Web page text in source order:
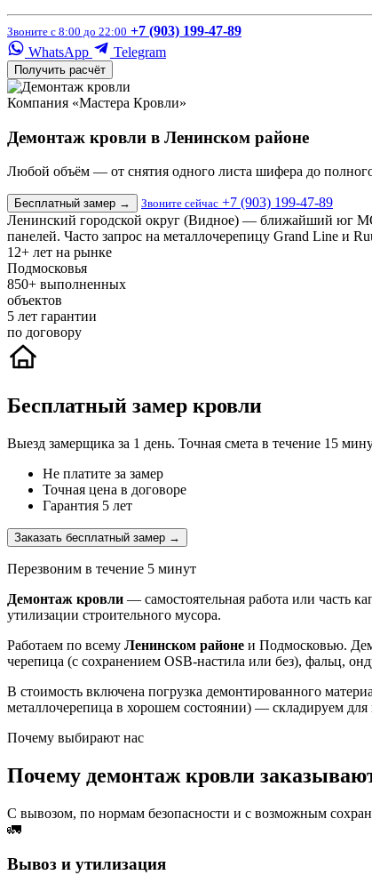
Звоните с 8:00 до 22:00 +7 (903) 199-47-89
WhatsApp
Telegram
Получить расчёт
Компания «Мастера Кровли»
Демонтаж кровли в Ленинском районе
Любой объём — от снятия одного листа шифера до
Бесплатный замер → Звоните сейчас +7 (903) 199-47-89
Ленинский городской округ (Видное) — ближайший юг
панелей. Часто запрос на металлочерепицу Grand Line и
12+ лет на рынке
Подмосковья
850+ выполненных
объектов
5 лет гарантии
по договору
Бесплатный замер кровли
Выезд замерщика за 1 день. Точная смета в течение 15
Не платите за замер
Точная цена в договоре
Гарантия 5 лет
Заказать бесплатный замер →
Перезвоним в течение 5 минут
Демонтаж кровли — самостоятельная работа или часть
утилизации строительного мусора.
Работаем по всему Ленинском районе и Подмосковью.
черепица (с сохранением OSB-настила или без), фальц,
В стоимость включена погрузка демонтированного
металлочерепица в хорошем состоянии) — складируем для
Почему выбирают нас
Почему демонтаж кровли
С вывозом, по нормам безопасности и с возможным
🚛
Вывоз и утилизация